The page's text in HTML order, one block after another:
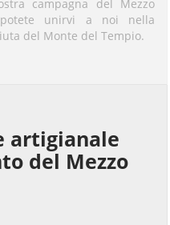
campagna del Mezzo
unirvi a noi nella
del Monte del Tempio.
artigianale
del Mezzo